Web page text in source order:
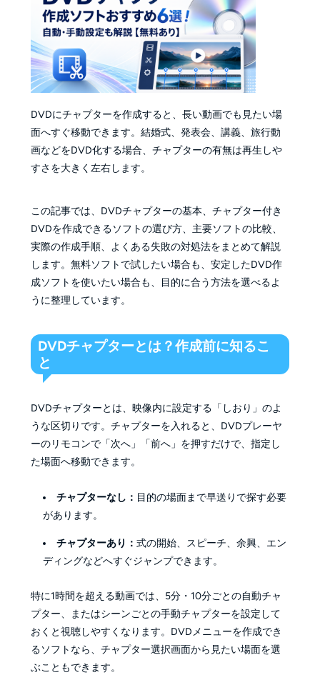
DVDにチャプターを作成すると、長い動画でも見たい場
面へすぐ移動できます。結婚式、発表会、講義、旅行動
画などをDVD化する場合、チャプターの有無は再生しや
すさを大きく左右します。
この記事では、DVDチャプターの基本、チャプター付き
DVDを作成できるソフトの選び方、主要ソフトの比較、
実際の作成手順、よくある失敗の対処法をまとめて解説
します。無料ソフトで試したい場合も、安定したDVD作
成ソフトを使いたい場合も、目的に合う方法を選べるよ
うに整理しています。
DVDチャプターとは？作成前に知るこ
と
DVDチャプターとは、映像内に設定する「しおり」のよ
うな区切りです。チャプターを入れると、DVDプレーヤ
ーのリモコンで「次へ」「前へ」を押すだけで、指定し
た場面へ移動できます。
チャプターなし： 目的の場面まで早送りで探す必要
があります。
チャプターあり：式の開始、スピーチ、余興、エン
ディングなどへすぐジャンプできます。
特に1時間を超える動画では、5分・10分ごとの自動チャ
プター、またはシーンごとの手動チャプターを設定して
おくと視聴しやすくなります。DVDメニューを作成でき
るソフトなら、チャプター選択画面から見たい場面を選
ぶこともできます。